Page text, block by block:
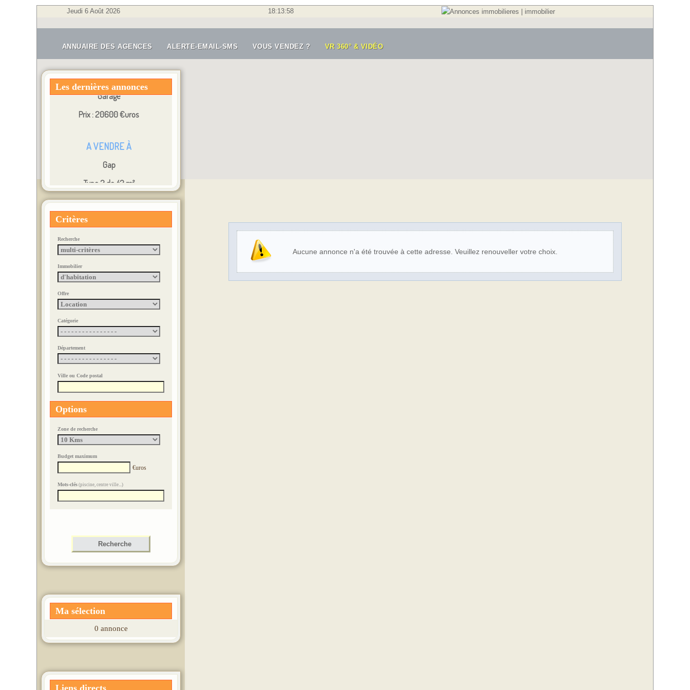
Jeudi 6 Août 2026 18:13:58
ANNUAIRE DES AGENCES ALERTE-EMAIL-SMS VOUS VENDEZ ? VR 360° & VIDÉO
Les dernières annonces
Gap
Garage
Prix : 20600 €uros
A VENDRE À
Type 2 de 42 m²
Prix : 157000 €uros
A LOUER À
Loyer : 90 €uros
A LOUER À
A LOUER À
Gap
Type 3 de 72 m²
Loyer : 800 €uros
A VENDRE À
Nicolas
A VENDRE À
Gap
Prix : 420000 €uros
Type 5 et plus de 136 m²
Critères
Recherche
Immobilier
Offre
Catégorie
Département
Ville ou Code postal
Options
Zone de recherche
Budget maximum
€uros
Mots-clés (piscine, centre ville...)
Ma sélection
0 annonce
Liens directs
Aucune annonce n'a été trouvée à cette adresse. Veuillez renouveller votre choix.